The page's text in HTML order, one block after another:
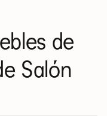
de
Salón